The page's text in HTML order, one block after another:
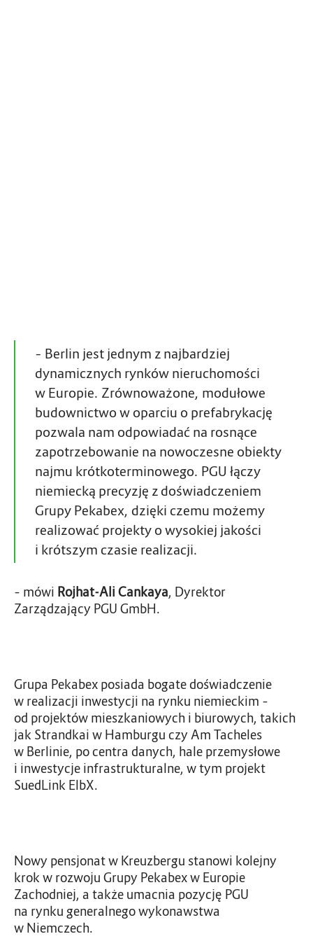
– Berlin jest jednym z najbardziej
dynamicznych rynków nieruchomości
w Europie. Zrównoważone, modułowe
budownictwo w oparciu o prefabrykację
pozwala nam odpowiadać na rosnące
zapotrzebowanie na nowoczesne obiekty
najmu krótkoterminowego. PGU łączy
niemiecką precyzję z doświadczeniem
Grupy Pekabex, dzięki czemu możemy
realizować projekty o wysokiej jakości
i krótszym czasie realizacji.
– mówi Rojhat-Ali Cankaya, Dyrektor
Zarządzający PGU GmbH.
Grupa Pekabex posiada bogate doświadczenie
w realizacji inwestycji na rynku niemieckim –
od projektów mieszkaniowych i biurowych, takich
jak Strandkai w Hamburgu czy Am Tacheles
w Berlinie, po centra danych, hale przemysłowe
i inwestycje infrastrukturalne, w tym projekt
SuedLink ElbX.
Nowy pensjonat w Kreuzbergu stanowi kolejny
krok w rozwoju Grupy Pekabex w Europie
Zachodniej, a także umacnia pozycję PGU
na rynku generalnego wykonawstwa
w Niemczech.